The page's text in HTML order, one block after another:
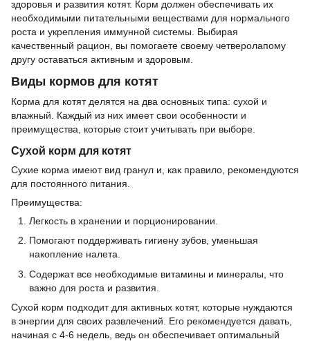
здоровья и развития котят. Корм должен обеспечивать их
необходимыми питательными веществами для нормального
роста и укрепления иммунной системы. Выбирая
качественный рацион, вы помогаете своему четверолапому
другу оставаться активным и здоровым.
Виды кормов для котят
Корма для котят делятся на два основных типа: сухой и
влажный. Каждый из них имеет свои особенности и
преимущества, которые стоит учитывать при выборе.
Сухой корм для котят
Сухие корма имеют вид гранул и, как правило, рекомендуются
для постоянного питания.
Преимущества:
Легкость в хранении и порционировании.
Помогают поддерживать гигиену зубов, уменьшая
накопление налета.
Содержат все необходимые витамины и минералы, что
важно для роста и развития.
Сухой корм подходит для активных котят, которые нуждаются
в энергии для своих развлечений. Его рекомендуется давать,
начиная с 4-6 недель, ведь он обеспечивает оптимальный